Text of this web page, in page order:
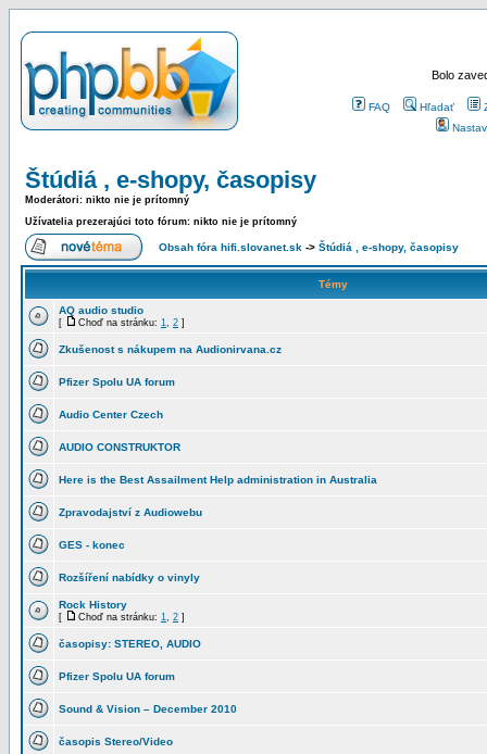
Bolo
FAQ Hľadať
Štúdiá , e-shopy, časopisy
Moderátori: nikto nie je prítomný
Užívatelia prezerajúci toto fórum: nikto nie je prítomný
Obsah fóra hifi.slovanet.sk -> Štúdiá , e-shopy, časopisy
Témy
AQ audio studio
[ Choď na stránku: 1, 2 ]
Zkušenost s nákupem na Audionirvana.cz
Pfizer Spolu UA forum
Audio Center Czech
AUDIO CONSTRUKTOR
Here is the Best Assailment Help administration in Australia
Zpravodajství z Audiowebu
GES - konec
Rozšíření nabídky o vinyly
Rock History
[ Choď na stránku: 1, 2 ]
časopisy: STEREO, AUDIO
Pfizer Spolu UA forum
Sound & Vision – December 2010
časopis Stereo/Video